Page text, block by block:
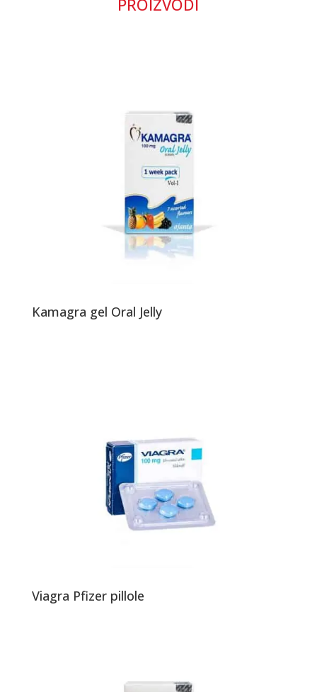
PROIZVODI
Kamagra gel Oral Jelly
Viagra Pfizer pillole